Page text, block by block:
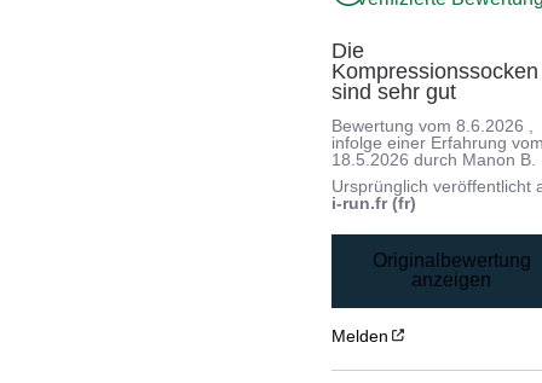
Die
Kompressionssocken
sind sehr gut
Bewertung vom8.6.2026
infolge einer Erfahrung
18.5.2026 durch Manon B.
Ursprünglich veröffentlicht
i-run.fr (fr)
Originalbewertung
anzeigen
Melden